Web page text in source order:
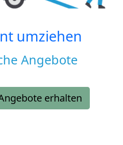
umziehen
Angebote
erhalten